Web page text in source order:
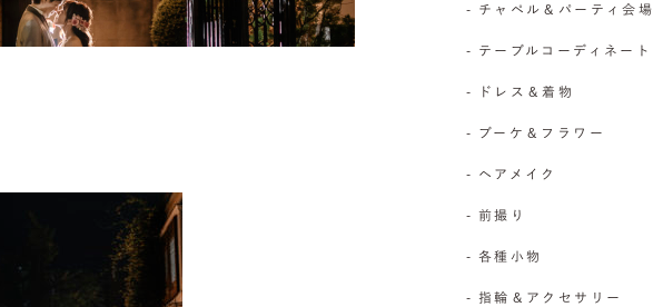
- チャペル＆パーティ会場
- テーブルコーディネート
- ドレス＆着物
- ブーケ＆フラワー
- ヘアメイク
- 前撮り
- 各種小物
- 指輪＆アクセサリー